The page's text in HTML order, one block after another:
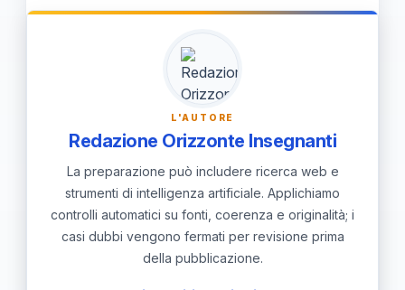
cognitive, emotive e creative, e
promuovendo ambienti che stimolino
L'AUTORE
Redazione Orizzonte Insegnanti
La preparazione può includere ricerca web e
strumenti di intelligenza artificiale. Applichiamo
controlli automatici su fonti, coerenza e originalità; i
casi dubbi vengono fermati per revisione prima
della pubblicazione.